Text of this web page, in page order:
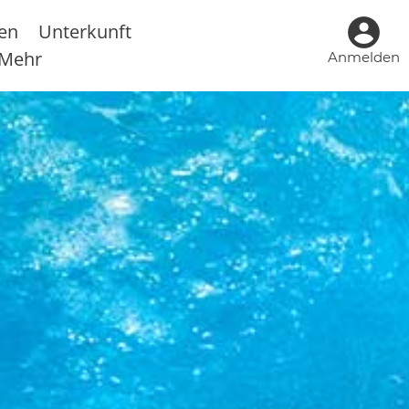
Unterkunft
Anmelden